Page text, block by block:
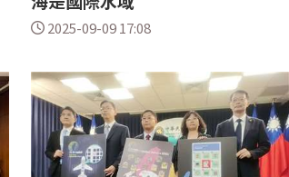
2025-09-09 17:08